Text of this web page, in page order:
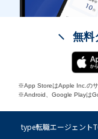
無料
※App StoreはApple Inc.のサ
※Android、Google Playは
type転職エージェント